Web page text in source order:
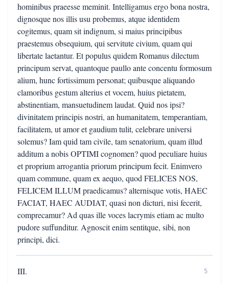
hominibus praeesse meminit. Intelligamus ergo bona nostra,
dignosque nos illis usu probemus, atque identidem
cogitemus, quam sit indignum, si maius principibus
praestemus obsequium, qui servitute civium, quam qui
libertate laetantur. Et populus quidem Romanus dilectum
principum servat, quantoque paullo ante concentu formosum
alium, hunc fortissimum personat; quibusque aliquando
clamoribus gestum alterius et vocem, huius pietatem,
abstinentiam, mansuetudinem laudat. Quid nos ipsi?
divinitatem principis nostri, an humanitatem, temperantiam,
facilitatem, ut amor et gaudium tulit, celebrare universi
solemus? Iam quid tam civile, tam senatorium, quam illud
additum a nobis OPTIMI cognomen? quod peculiare huius
et proprium arrogantia priorum principum fecit. Enimvero
quam commune, quam ex aequo, quod FELICES NOS,
FELICEM ILLUM praedicamus? alternisque votis, HAEC
FACIAT, HAEC AUDIAT, quasi non dicturi, nisi fecerit,
comprecamur? Ad quas ille voces lacrymis etiam ac multo
pudore suffunditur. Agnoscit enim sentitque, sibi, non
principi, dici.
III. 5